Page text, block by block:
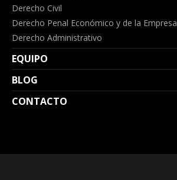
Derecho Civil
Derecho Penal Económico y de la Empresa
Derecho Administrativo
EQUIPO
BLOG
CONTACTO